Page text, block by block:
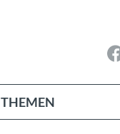
THEMEN